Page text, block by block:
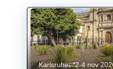
Karlsruhe 2-4 nov